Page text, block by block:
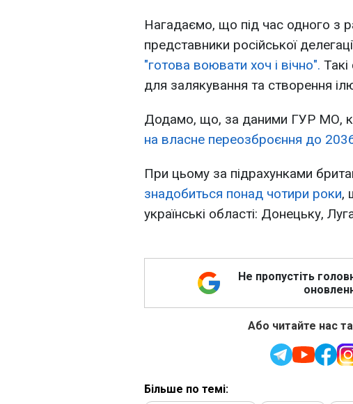
Нагадаємо, що під час одного з
представники російської
"готова воювати хоч і вічно".
для залякування та створення
Додамо, що, за даними ГУР МО,
на власне переозброєння до
При цьому за підрахунками
знадобиться понад чотири роки,
українські області: Донецьку,
Не пропустіть
Або читайте нас
Більше по темі: